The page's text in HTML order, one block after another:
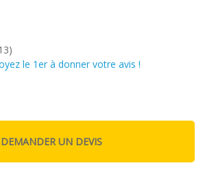
le 1er à donner votre avis !